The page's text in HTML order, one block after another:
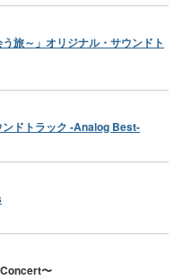
旅～」オリジナル・サウンドト
ドトラック -Analog Best-
〜